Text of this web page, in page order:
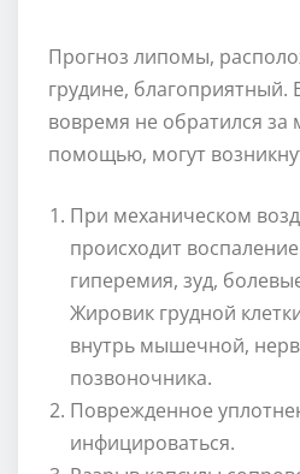
Прогноз липомы,
грудине, благоприятный.
вовремя не обратился за
помощью, могут
При механическом
происходит
гиперемия, зуд,
Жировик грудной
внутрь мышечной,
позвоночника.
Поврежденное
инфицироваться.